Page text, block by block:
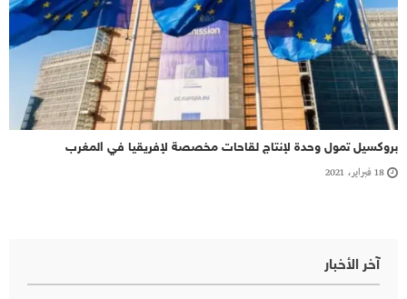
بروكسيل تمول وحدة لإنتاج لقاحات مخصصة لإفريقيا في المغرب
18 فبراير، 2021
آخر الأخبار